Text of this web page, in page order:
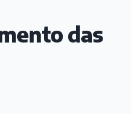
das